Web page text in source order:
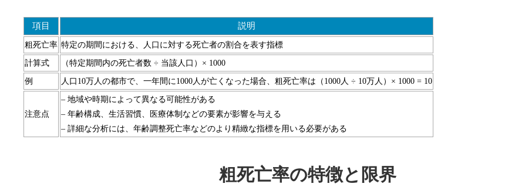
項目 説明
粗死亡率 特定の期間における、人口に対する死亡者の割合を表す指標
計算式 （特定期間内の死亡者数 ÷ 当該人口）× 1000
例 人口10万人の都市で、一年間に1000人が亡くなった場合、粗死亡率は（1000人 ÷ 10万人）× 1000 = 10
注意点
– 地域や時期によって異なる可能性がある
– 年齢構成、生活習慣、医療体制などの要素が影響を与える
– 詳細な分析には、年齢調整死亡率などのより精緻な指標を用いる必要がある
粗死亡率の特徴と限界